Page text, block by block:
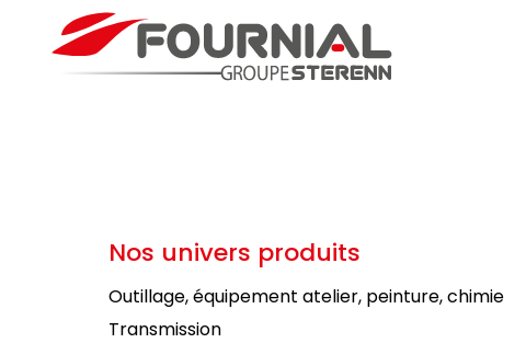
Nos univers produits
Outillage, équipement atelier, peinture, chimie
Transmission